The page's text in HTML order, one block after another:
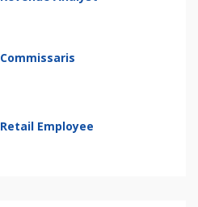
Commissaris
Retail Employee